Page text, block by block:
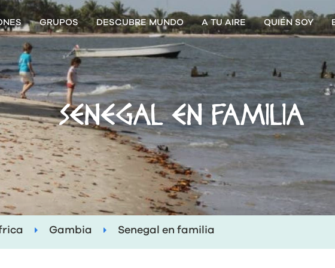
GRUPOS DESCUBRE MUNDO A TU AIRE QUIÉN SOY
SENEGAL EN FAMILIA
Gambia Senegal en familia